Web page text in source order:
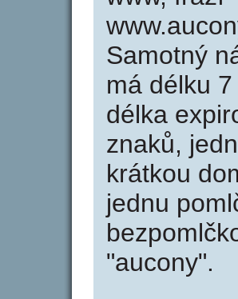
Samotný
má délku
délka
znaků,
krátkou
jednu
"aucony".